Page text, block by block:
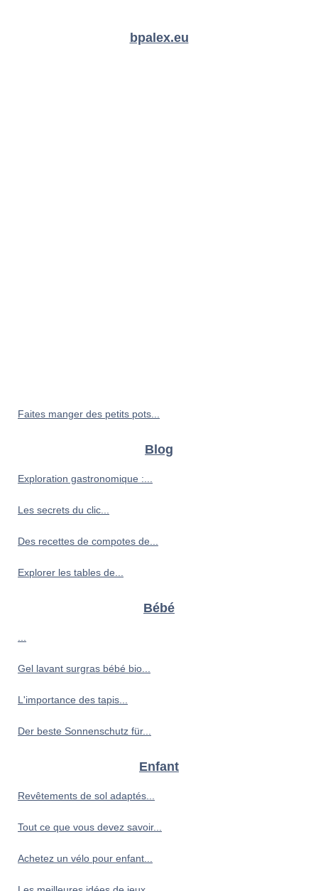
bpalex.eu
Faites manger des petits pots...
Blog
Exploration gastronomique :...
Les secrets du clic...
Des recettes de compotes de...
Explorer les tables de...
Bébé
Gel lavant surgras bébé bio...
L'importance des tapis...
Der beste Sonnenschutz für...
Enfant
Revêtements de sol adaptés...
Tout ce que vous devez savoir...
Achetez un vélo pour enfant...